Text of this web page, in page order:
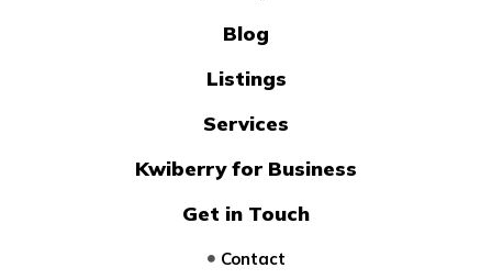
Blog
Listings
Services
Kwiberry for Business
Get in Touch
Contact